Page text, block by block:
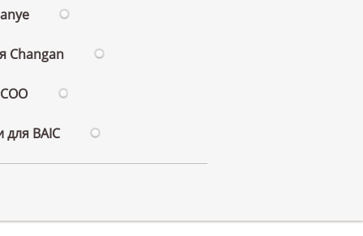
Changan
для BAIC